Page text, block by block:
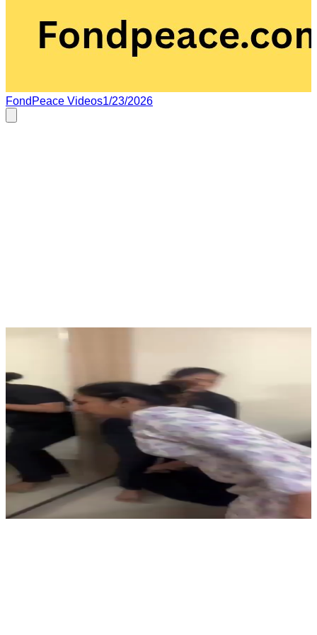
FondPeace Videos1/23/2026